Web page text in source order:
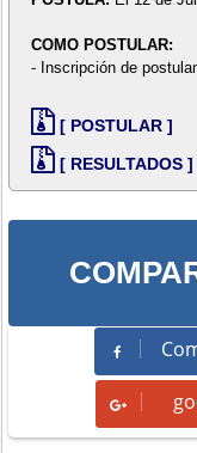
COMO POSTULAR:
- Inscripción de
[ POSTULAR ]
[ RESULTADOS ]